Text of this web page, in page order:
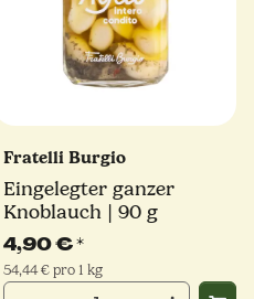
Fratelli Burgio
Eingelegter ganzer
Knoblauch | 90 g
4,90 €*
54,44 € pro 1 kg